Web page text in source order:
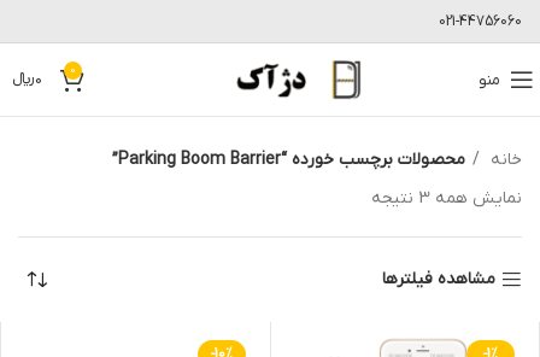
021-44756060
منو 0
0﷼
خانه
محصولات برچسب خورده “Parking Boom Barrier”
نمایش همه 3 نتیجه
مشاهده فیلترها